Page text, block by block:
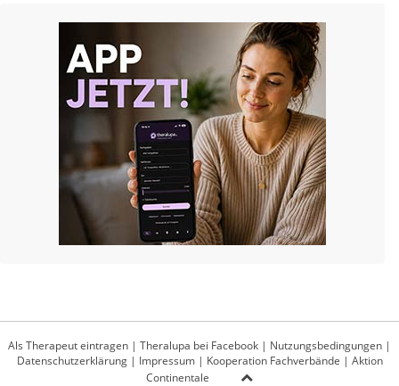
Als Therapeut eintragen | Theralupa bei Facebook | Nutzungsbedingungen |
Datenschutzerklärung| Impressum| Kooperation Fachverbände | Aktion
Continentale